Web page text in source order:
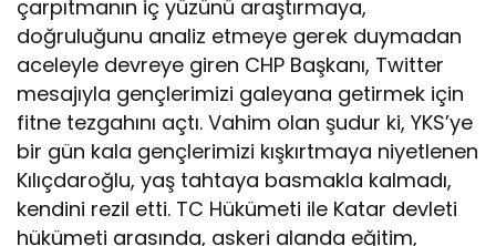
çarpıtmanın iç yüzünü araştırmaya,
doğruluğunu analiz etmeye gerek duymadan
aceleyle devreye giren CHP Başkanı, Twitter
mesajıyla gençlerimizi galeyana getirmek için
fitne tezgahını açtı. Vahim olan şudur ki, YKS’ye
bir gün kala gençlerimizi kışkırtmaya niyetlenen
Kılıçdaroğlu, yaş tahtaya basmakla kalmadı,
kendini rezil etti. TC Hükümeti ile Katar devleti
hükümeti arasında, askeri alanda eğitim,